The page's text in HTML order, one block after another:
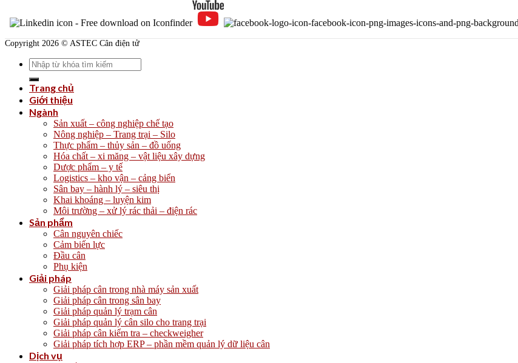
Copyright 2026 © ASTEC Cân điện tử
Search
for:
Trang chủ
Giới thiệu
Ngành
Sản xuất – công nghiệp chế tạo
Nông nghiệp – Trang trại – Silo
Thực phẩm – thủy sản – đồ uống
Hóa chất – xi măng – vật liệu xây dựng
Dược phẩm – y tế
Logistics – kho vận – cảng biển
Sân bay – hành lý – siêu thị
Khai khoáng – luyện kim
Môi trường – xử lý rác thải – điện rác
Sản phẩm
Cân nguyên chiếc
Cảm biến lực
Đầu cân
Phụ kiện
Giải pháp
Giải pháp cân trong nhà máy sản xuất
Giải pháp cân trong sân bay
Giải pháp quản lý trạm cân
Giải pháp quản lý cân silo cho trang trại
Giải pháp cân kiểm tra – checkweigher
Giải pháp tích hợp ERP – phần mềm quản lý dữ liệu cân
Dịch vụ